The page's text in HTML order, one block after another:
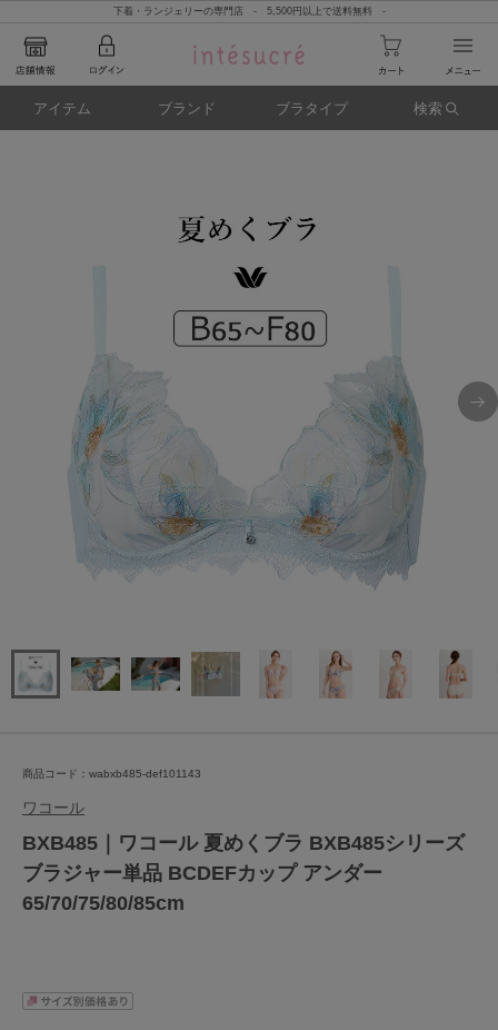
下着・ランジェリーの専門店 - 5,500円以上で送料無料 -
アイテム ブランド ブラタイプ 検索
商品コード：wabxb485-def101143
ワコール
BXB485｜ワコール 夏めくブラ BXB485シリーズ
ブラジャー単品 BCDEFカップ アンダー
65/70/75/80/85cm